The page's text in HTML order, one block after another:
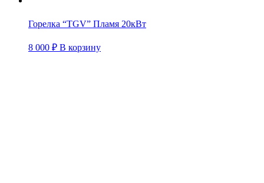
Горелка “TGV” Пламя 20кВт
8 000 ₽ В корзину